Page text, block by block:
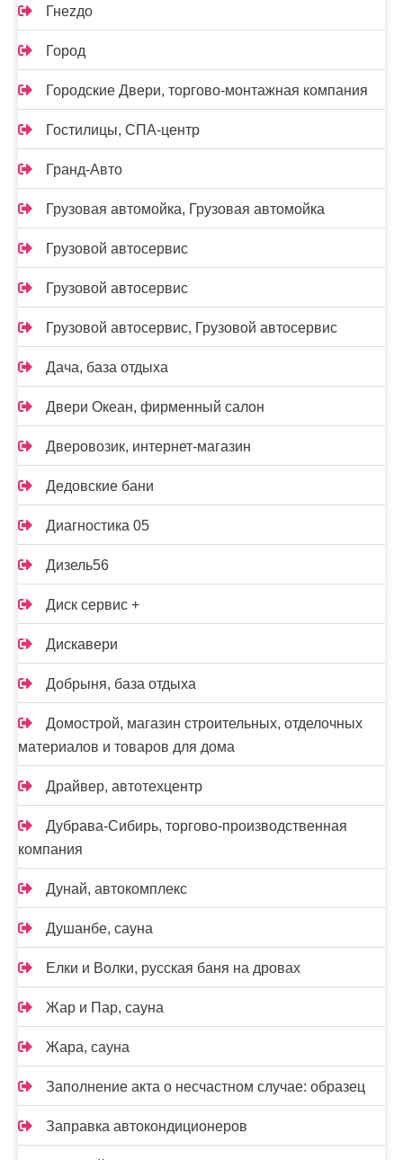
Гнеzдо
Город
Городские Двери, торгово-монтажная компания
Гостилицы, СПА-центр
Гранд-Авто
Грузовая автомойка, Грузовая автомойка
Грузовой автосервис
Грузовой автосервис
Грузовой автосервис, Грузовой автосервис
Дача, база отдыха
Двери Океан, фирменный салон
Дверовозик, интернет-магазин
Дедовские бани
Диагностика 05
Дизель56
Диск сервис +
Дискавери
Добрыня, база отдыха
Домострой, магазин строительных, отделочных
материалов и товаров для дома
Драйвер, автотехцентр
Дубрава-Сибирь, торгово-производственная
компания
Дунай, автокомплекс
Душанбе, сауна
Елки и Волки, русская баня на дровах
Жар и Пар, сауна
Жара, сауна
Заполнение акта о несчастном случае: образец
Заправка автокондиционеров